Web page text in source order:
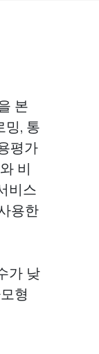
본
밍, 통
평가
비
비스
용한
가 낮
형